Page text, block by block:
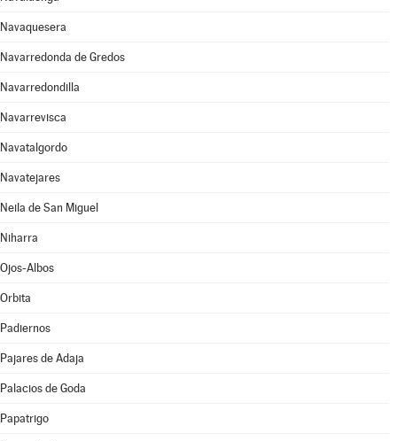
Navaquesera
Navarredonda de Gredos
Navarredondilla
Navarrevisca
Navatalgordo
Navatejares
Neila de San Miguel
Niharra
Ojos-Albos
Orbita
Padiernos
Pajares de Adaja
Palacios de Goda
Papatrigo